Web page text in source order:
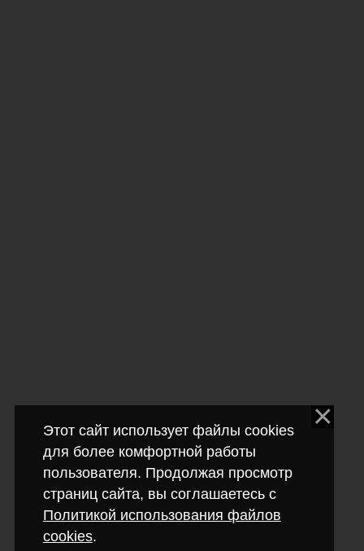
Этот сайт использует файлы cookies
для более комфортной работы
пользователя. Продолжая просмотр
страниц сайта, вы соглашаетесь с
Политикой использования файлов
cookies.